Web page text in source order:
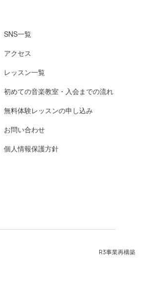
SNS一覧
アクセス
レッスン一覧
初めての音楽教室・入会までの流れ
無料体験レッスンの申し込み
お問い合わせ
個人情報保護方針
R3事業再構築